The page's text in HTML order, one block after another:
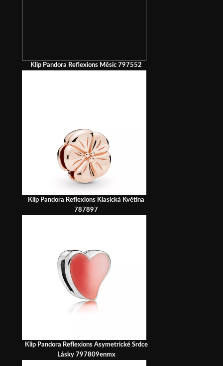
Klip Pandora Reflexions Měsíc 797552
Klip Pandora Reflexions Klasická Květina
787897
Klip Pandora Reflexions Asymetrické Srdce
Lásky 797809enmx